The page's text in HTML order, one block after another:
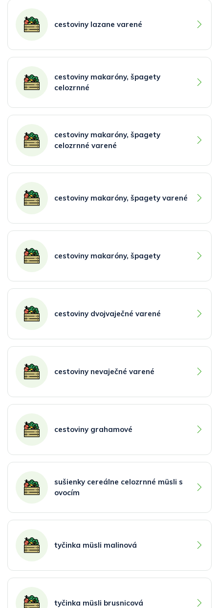
cestoviny lazane varené
cestoviny makaróny, špagety
celozrnné
cestoviny makaróny, špagety
celozrnné varené
cestoviny makaróny, špagety varené
cestoviny makaróny, špagety
cestoviny dvojvaječné varené
cestoviny nevaječné varené
cestoviny grahamové
sušienky cereálne celozrnné müsli s
ovocím
tyčinka müsli malinová
tyčinka müsli brusnicová